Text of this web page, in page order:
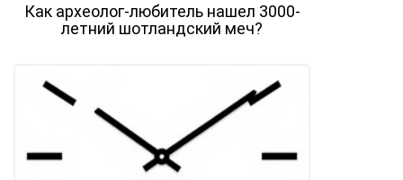
Как археолог-любитель нашел 3000-
летний шотландский меч?